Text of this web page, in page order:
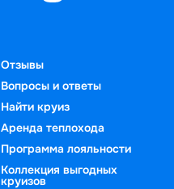
Отзывы
Вопросы и ответы
Найти круиз
Аренда теплохода
Программа лояльности
Коллекция выгодных
круизов